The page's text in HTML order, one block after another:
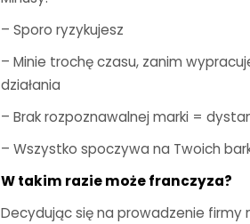
– Sporo ryzykujesz
– Minie trochę czasu, zanim
działania
– Brak rozpoznawalnej marki =
– Wszystko spoczywa na Twoich
W takim razie może franczyza?
Decydując się na prowadzenie firmy